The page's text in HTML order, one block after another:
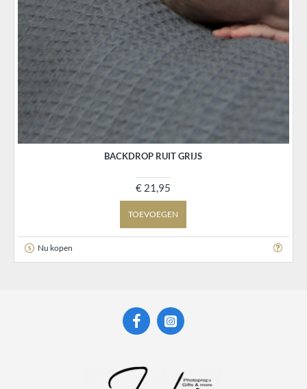
BACKDROP RUIT GRIJS
€ 21,95
TOEVOEGEN
Nu kopen